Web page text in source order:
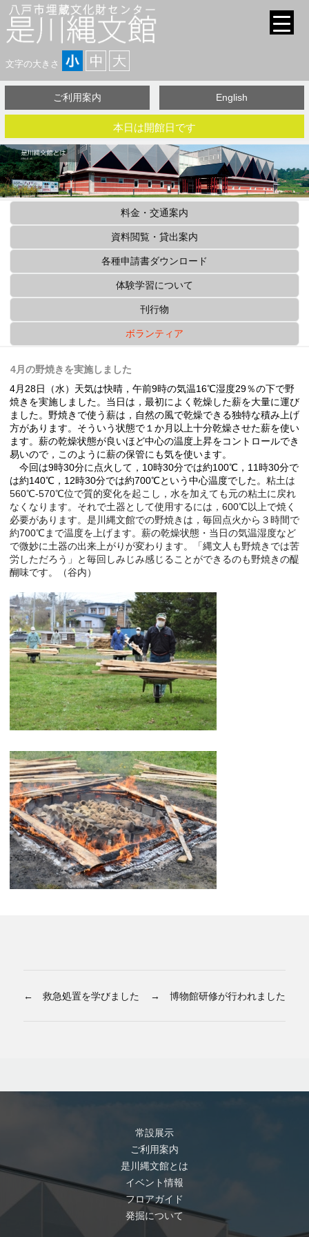
文字の大きさ
ご利用案内 English
本日は開館日です
料金・交通案内
資料閲覧・貸出案内
各種申請書ダウンロード
体験学習について
刊行物
ボランティア
4月の野焼きを実施しました
4月 28日（水）天気は快晴，午前9時の気温16℃湿度29％の下で野
焼きを実施しました。当日は，最初によく乾燥した薪を大量に運び
ました。野焼きで使う薪は，自然の風で乾燥できる独特な積み上げ
方があります。そういう状態で１か月以上十分乾燥させた薪を使い
ます。薪の乾燥状態が良いほど中心の温度上昇をコントロールでき
易いので，このように薪の保管にも気を使います。
今回は9時30分に点火して， 10時30分では約100℃， 11 時30分で
は約140℃， 12時30分では約700℃という中心温度でした。 粘土は
560℃-570℃位で質的変化を起こし，水を加えても元の粘土に戻れ
なくなります。それで土器として使用するには， 600℃以上で焼く
必要があります。是川縄文館での野焼きは，毎回点火から３時間で
約700℃まで温度を上げます。薪の乾燥状態・当日の気温湿度など
で微妙に土器の出来上がりが変わります。「縄文人も野焼きでは苦
労しただろう」と毎回しみじみ感じることができるのも野焼きの醍
醐味です。（谷内）
← 救急処置を学びました → 博物館研修が行われました
常設展示
ご利用案内
是川縄文館とは
イベント情報
フロアガイド
発掘について